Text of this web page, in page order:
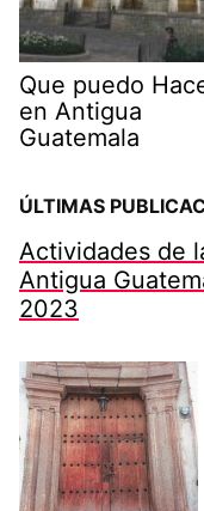
Que puedo
en Antigua
Guatemala
ÚLTIMAS
Actividades de
Antigua
2023